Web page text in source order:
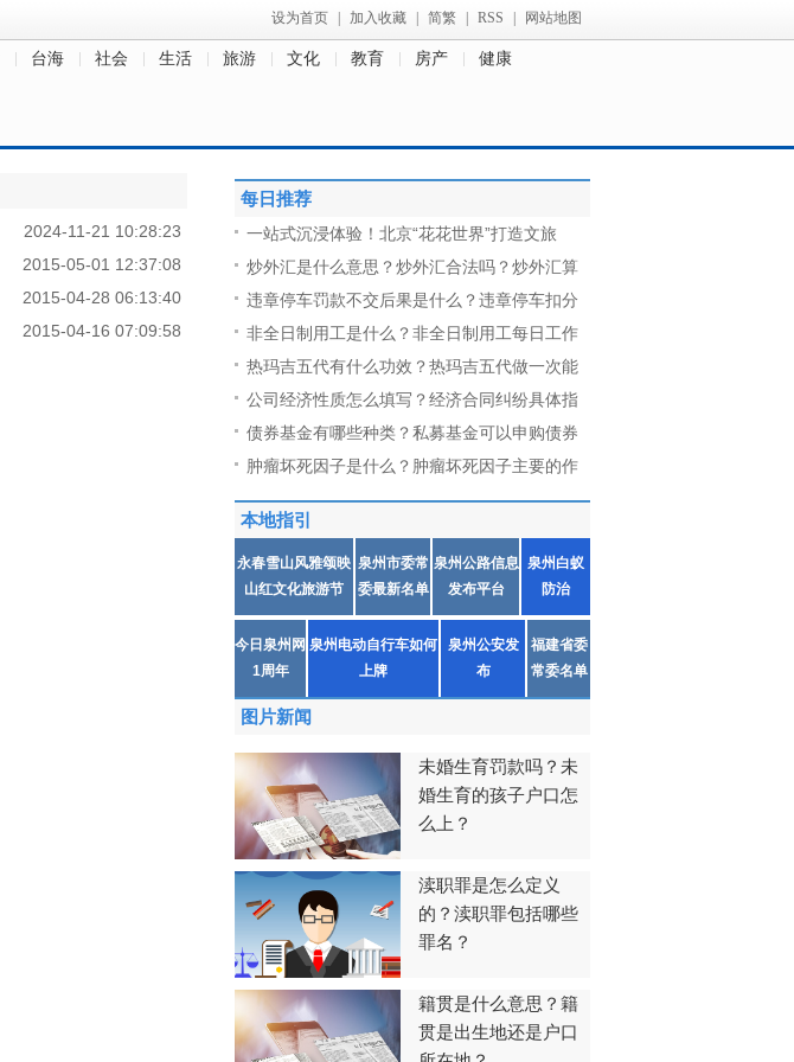
设为首页 加入收藏 简繁 RSS 网站地图
台海 社会 生活 旅游 文化 教育 房产 健康
2024-11-21 10:28:23
2015-05-01 12:37:08
2015-04-28 06:13:40
2015-04-16 07:09:58
每日推荐
一站式沉浸体验！北京“花花世界”打造文旅
炒外汇是什么意思？炒外汇合法吗？炒外汇算
违章停车罚款不交后果是什么？违章停车扣分
非全日制用工是什么？非全日制用工每日工作
热玛吉五代有什么功效？热玛吉五代做一次能
公司经济性质怎么填写？经济合同纠纷具体指
债券基金有哪些种类？私募基金可以申购债券
肿瘤坏死因子是什么？肿瘤坏死因子主要的作
本地指引
永春雪山风雅颂映
山红文化旅游节
泉州市委常
委最新名单
泉州公路信息
发布平台
泉州白蚁
防治
今日泉州网
1周年
泉州电动自行车如何
上牌
泉州公安发
布
福建省委
常委名单
图片新闻
未婚生育罚款吗？未
婚生育的孩子户口怎
么上？
渎职罪是怎么定义
的？渎职罪包括哪些
罪名？
籍贯是什么意思？籍
贯是出生地还是户口